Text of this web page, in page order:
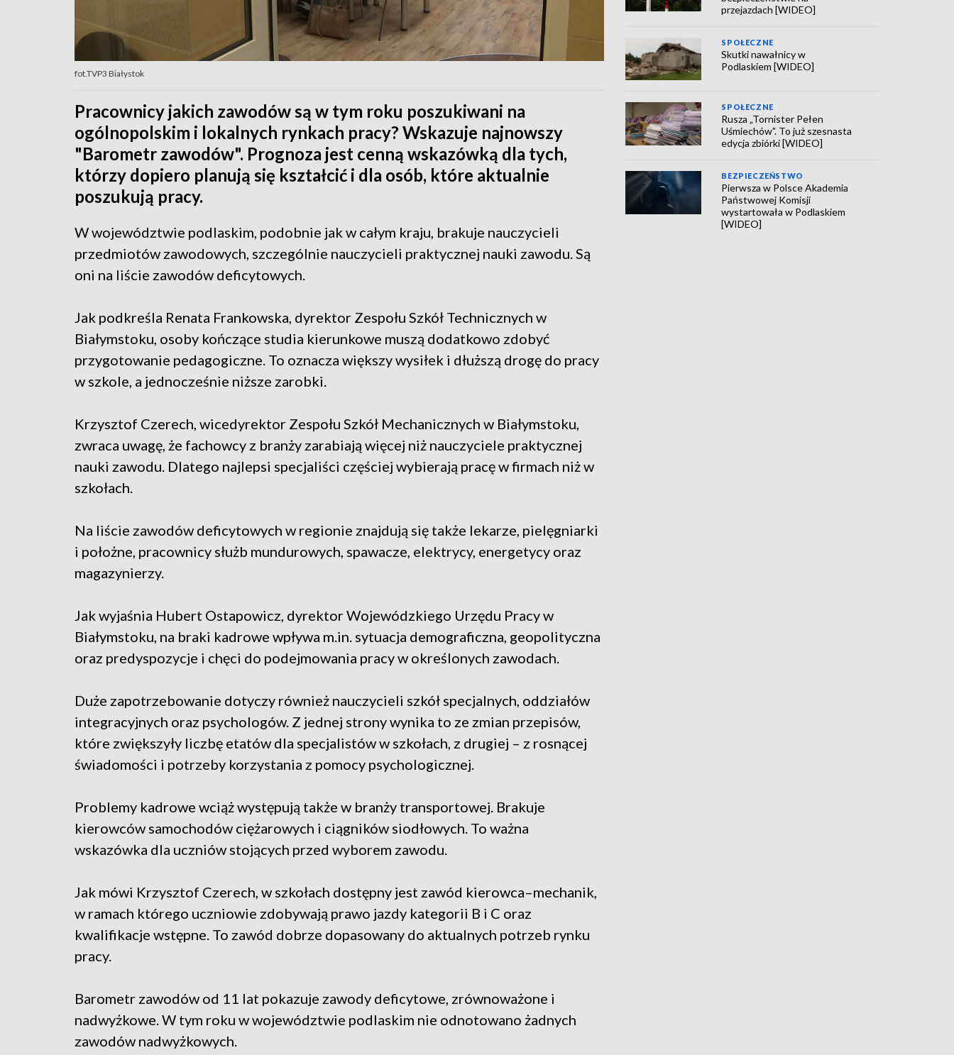
fot.TVP3 Białystok
Pracownicy jakich zawodów są w tym roku poszukiwani na
ogólnopolskim i lokalnych rynkach pracy? Wskazuje najnowszy
"Barometr zawodów". Prognoza jest cenną wskazówką dla tych,
którzy dopiero planują się kształcić i dla osób, które aktualnie
poszukują pracy.
W województwie podlaskim, podobnie jak w całym kraju, brakuje nauczycieli
przedmiotów zawodowych, szczególnie nauczycieli praktycznej nauki zawodu. Są
oni na liście zawodów deficytowych.
Jak podkreśla Renata Frankowska, dyrektor Zespołu Szkół Technicznych w
Białymstoku, osoby kończące studia kierunkowe muszą dodatkowo zdobyć
przygotowanie pedagogiczne. To oznacza większy wysiłek i dłuższą drogę do pracy
w szkole, a jednocześnie niższe zarobki.
Krzysztof Czerech, wicedyrektor Zespołu Szkół Mechanicznych w Białymstoku,
zwraca uwagę, że fachowcy z branży zarabiają więcej niż nauczyciele praktycznej
nauki zawodu. Dlatego najlepsi specjaliści częściej wybierają pracę w firmach niż w
szkołach.
Na liście zawodów deficytowych w regionie znajdują się także lekarze, pielęgniarki
i położne, pracownicy służb mundurowych, spawacze, elektrycy, energetycy oraz
magazynierzy.
Jak wyjaśnia Hubert Ostapowicz, dyrektor Wojewódzkiego Urzędu Pracy w
Białymstoku, na braki kadrowe wpływa m.in. sytuacja demograficzna, geopolityczna
oraz predyspozycje i chęci do podejmowania pracy w określonych zawodach.
Duże zapotrzebowanie dotyczy również nauczycieli szkół specjalnych, oddziałów
integracyjnych oraz psychologów. Z jednej strony wynika to ze zmian przepisów,
które zwiększyły liczbę etatów dla specjalistów w szkołach, z drugiej – z rosnącej
świadomości i potrzeby korzystania z pomocy psychologicznej.
Problemy kadrowe wciąż występują także w branży transportowej. Brakuje
kierowców samochodów ciężarowych i ciągników siodłowych. To ważna
wskazówka dla uczniów stojących przed wyborem zawodu.
Jak mówi Krzysztof Czerech, w szkołach dostępny jest zawód kierowca–mechanik,
w ramach którego uczniowie zdobywają prawo jazdy kategorii B i C oraz
kwalifikacje wstępne. To zawód dobrze dopasowany do aktualnych potrzeb rynku
pracy.
Barometr zawodów od 11 lat pokazuje zawody deficytowe, zrównoważone i
nadwyżkowe. W tym roku w województwie podlaskim nie odnotowano żadnych
zawodów nadwyżkowych.
przejazdach [WIDEO]
SPOŁECZNE
Skutki nawałnicy w
Podlaskiem [WIDEO]
SPOŁECZNE
Rusza „Tornister Pełen
Uśmiechów". To już szesnasta
edycja zbiórki [WIDEO]
BEZPIECZEŃSTWO
Pierwsza w Polsce Akademia
Państwowej Komisji
wystartowała w Podlaskiem
[WIDEO]